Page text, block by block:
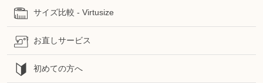
サイズ比較 - Virtusize
お直しサービス
初めての方へ